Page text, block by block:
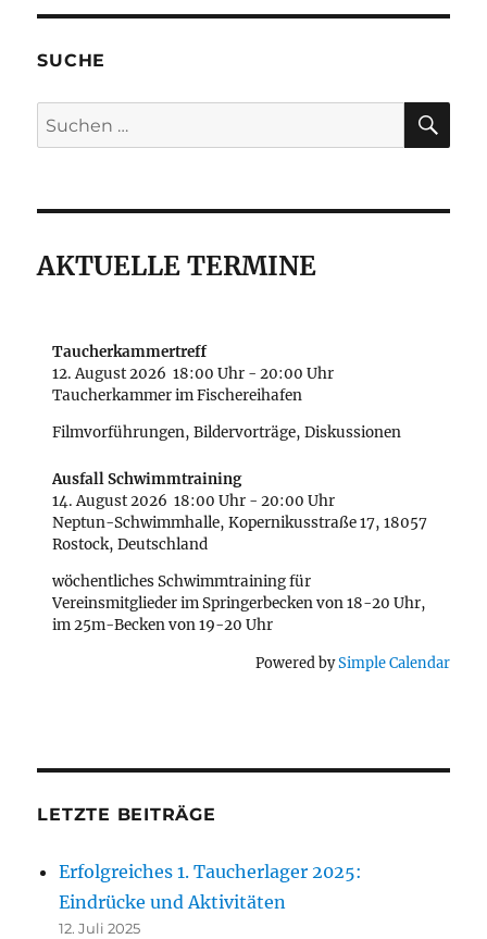
SUCHE
Suche
nach:
AKTUELLE TERMINE
Taucherkammertreff
12. August 2026 18:00 Uhr -20:00 Uhr
Taucherkammer im Fischereihafen
Filmvorführungen, Bildervorträge, Diskussionen
Ausfall Schwimmtraining
14. August 2026 18:00 Uhr -20:00 Uhr
Neptun-Schwimmhalle, Kopernikusstraße 17, 18057
Rostock, Deutschland
wöchentliches Schwimmtraining für
Vereinsmitglieder im Springerbecken von 18-20 Uhr,
im 25m-Becken von 19-20 Uhr
Powered bySimple Calendar
LETZTE BEITRÄGE
Erfolgreiches 1. Taucherlager 2025:
Eindrücke und Aktivitäten
12. Juli 2025